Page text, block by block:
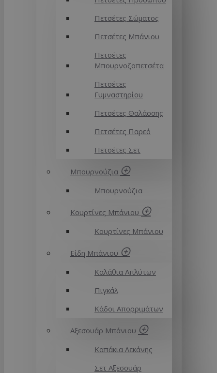
Πετσέτες Σώματος
Πετσέτες Μπάνιου
Πετσέτες
Μπουρνοζοπετσέτα
Πετσέτες
Γυμναστηρίου
Πετσέτες Θαλάσσης
Πετσέτες Παρεό
Πετσέτες Σετ
Μπουρνούζια
Μπουρνούζια
Κουρτίνες Μπάνιου
Κουρτίνες Μπάνιου
Είδη Μπάνιου
Καλάθια Απλύτων
Πιγκάλ
Κάδοι Απορριμάτων
Αξεσουάρ Μπάνιου
Καπάκια Λεκάνης
Σετ Αξεσουάρ